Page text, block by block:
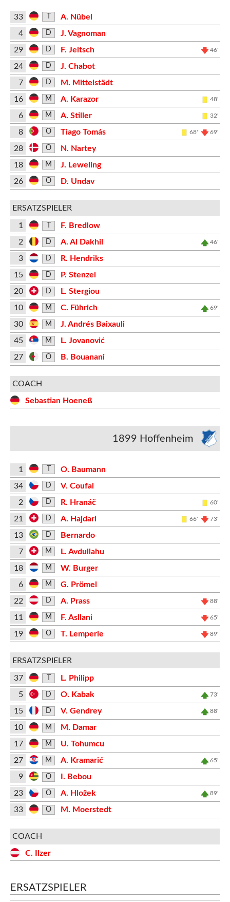
33
A. Nübel
4
D
J. Vagnoman
29
D F. Jeltsch 46'
24 D
J. Chabot
7
D
M. Mittelstädt
16
M A. Karazor 48'
6 M A. Stiller 32'
8 O Tiago Tomás 68' 69'
28 O
N. Nartey
18
M
J. Leweling
26
O D. Undav
ERSATZSPIELER
1
F. Bredlow
2
D A. Al Dakhil 46'
3 D
R. Hendriks
15
D
P. Stenzel
20
D
L. Stergiou
10
M C. Führich 69'
30 M
J. Andrés Baixauli
45
M
L. Jovanović
27
O B. Bouanani
COACH
Sebastian Hoeneß
1899 Hoffenheim
1
O. Baumann
34
D
V. Coufal
2
D R. Hranáč 60'
21 D A. Hajdari 66' 73'
13 D
Bernardo
7
M
L. Avdullahu
18
M
W. Burger
6
M
G. Prömel
22
D A. Prass 88'
11 M F. Asllani 65'
19 O T. Lemperle 89'
ERSATZSPIELER
37
L. Philipp
5
D O. Kabak 73'
15 D V. Gendrey 88'
10 M
M. Damar
17
M
U. Tohumcu
27
M A. Kramarić 65'
9 O
I. Bebou
23
O A. Hložek 89'
33 O M. Moerstedt
COACH
C. Ilzer
ERSATZSPIELER